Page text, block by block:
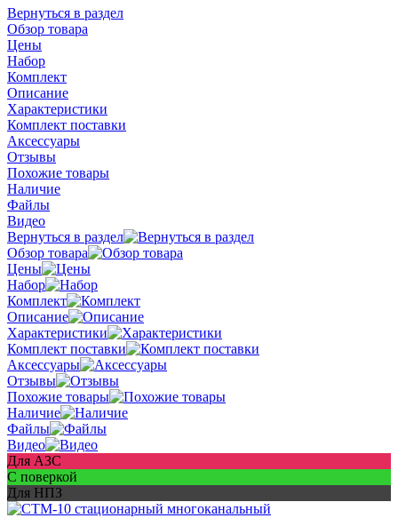
Вернуться в раздел
Обзор товара
Цены
Набор
Комплект
Описание
Характеристики
Комплект поставки
Аксессуары
Отзывы
Похожие товары
Наличие
Файлы
Видео
Вернуться в раздел
Обзор товара
Цены
Набор
Комплект
Описание
Характеристики
Комплект поставки
Аксессуары
Отзывы
Похожие товары
Наличие
Файлы
Видео
Для АЗС
С поверкой
Для НПЗ